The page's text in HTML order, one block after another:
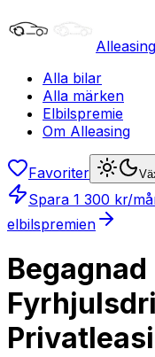
Alleasing
Alla bilar
Alla märken
Elbilspremie
Om Alleasing
Favoriter
Spara 1 300 kr/
elbilspremien
Begagnad